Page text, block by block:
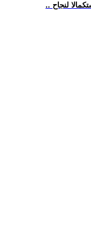
لنجاح